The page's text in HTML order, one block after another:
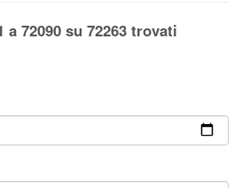
a 72090 su 72263 trovati